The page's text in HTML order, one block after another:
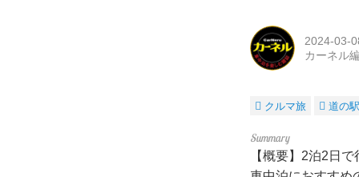
2024-03-
カーネル
クルマ旅 道の駅
【概要】2泊2日